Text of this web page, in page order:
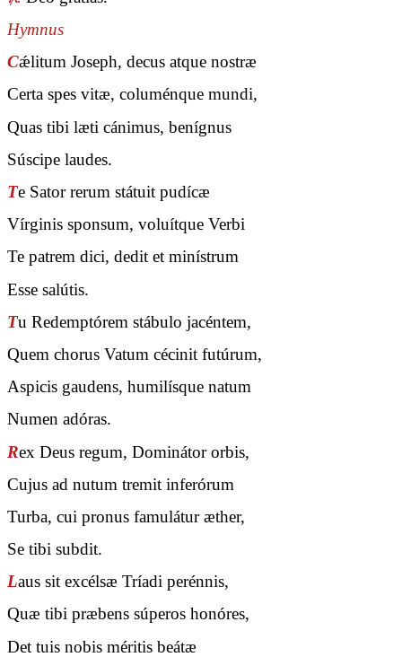
Hymnus
Cǽlitum Joseph, decus atque nostræ
Certa spes vitæ, columénque mundi,
Quas tibi læti cánimus, benígnus
Súscipe laudes.
Te Sator rerum státuit pudícæ
Vírginis sponsum, voluítque Verbi
Te patrem dici, dedit et minístrum
Esse salútis.
Tu Redemptórem stábulo jacéntem,
Quem chorus Vatum cécinit futúrum,
Aspicis gaudens, humilísque natum
Numen adóras.
Rex Deus regum, Dominátor orbis,
Cujus ad nutum tremit inferórum
Turba, cui pronus famulátur æther,
Se tibi subdit.
Laus sit excélsæ Tríadi perénnis,
Quæ tibi præbens súperos honóres,
Det tuis nobis méritis beátæ